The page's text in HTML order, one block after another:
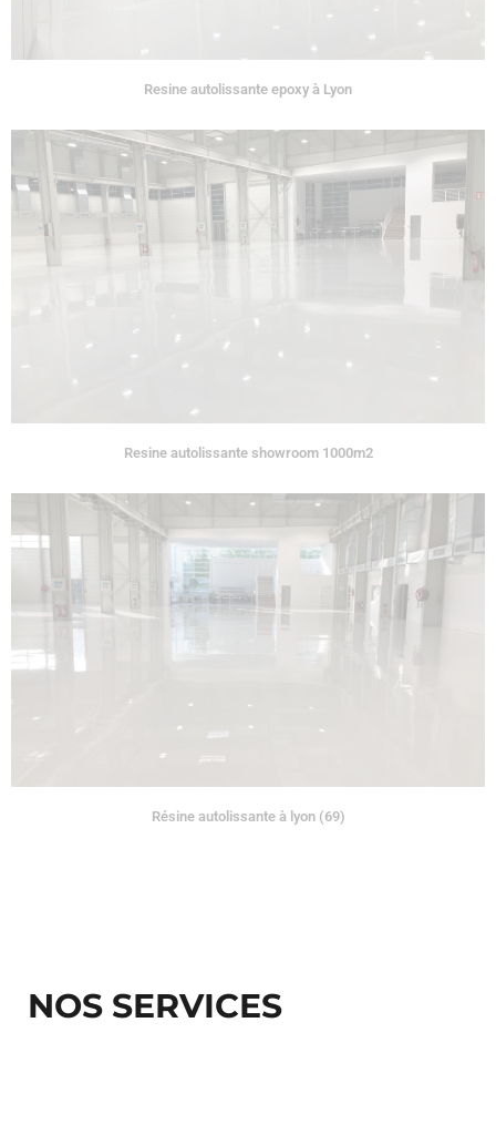
Resine autolissante epoxy à Lyon
Resine autolissante showroom 1000m2
Résine autolissante à lyon (69)
NOS SERVICES